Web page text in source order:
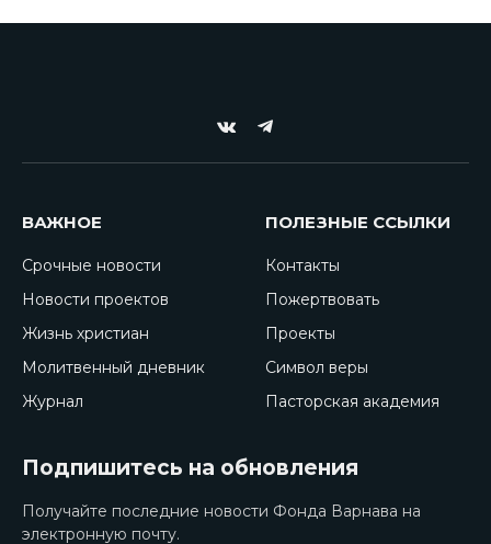
VKontakte
Telegram
ВАЖНОЕ
Срочные новости
Новости проектов
Жизнь христиан
Молитвенный дневник
Журнал
ПОЛЕЗНЫЕ ССЫЛКИ
Контакты
Пожертвовать
Проекты
Символ веры
Пасторская академия
Подпишитесь на обновления
Получайте последние новости Фонда Варнава на
электронную почту.